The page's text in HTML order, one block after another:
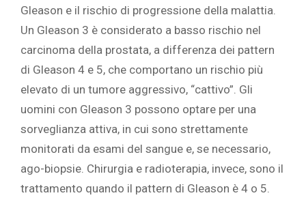
Gleason e il rischio di progressione della malattia.
Un Gleason 3 è considerato a basso rischio nel
carcinoma della prostata, a differenza dei pattern
di Gleason 4 e 5, che comportano un rischio più
elevato di un tumore aggressivo, “cattivo”. Gli
uomini con Gleason 3 possono optare per una
sorveglianza attiva, in cui sono strettamente
monitorati da esami del sangue e, se necessario,
ago-biopsie. Chirurgia e radioterapia, invece, sono il
trattamento quando il pattern di Gleason è 4 o 5.